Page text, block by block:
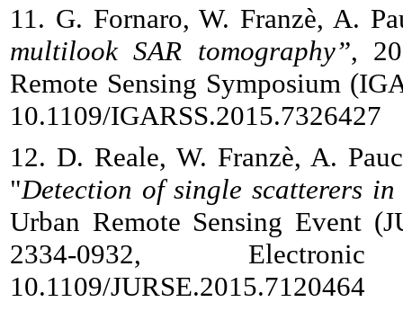
11. G. Fornaro, W. Franzè, A.
multilook SAR tomography”,
Remote Sensing Symposium
10.1109/IGARSS.2015.7326427
12. D. Reale, W. Franzè, A.
"Detection of single scatterers
Urban Remote Sensing Event
2334-0932, Electronic
10.1109/JURSE.2015.7120464